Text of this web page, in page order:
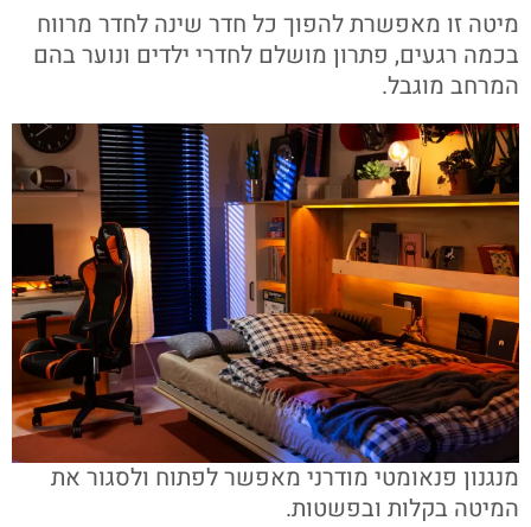
מיטה זו מאפשרת להפוך כל חדר שינה לחדר מרווח
בכמה רגעים, פתרון מושלם לחדרי ילדים ונוער בהם
המרחב מוגבל.
מנגנון פנאומטי מודרני מאפשר לפתוח ולסגור את
המיטה בקלות ובפשטות.